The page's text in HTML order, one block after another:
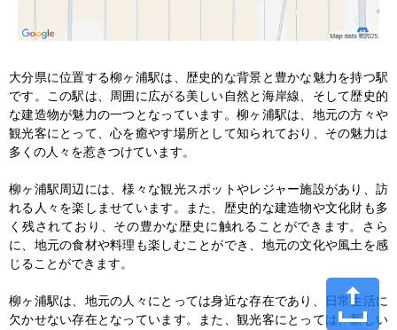
大分県に位置する柳ヶ浦駅は、歴史的な背景と豊かな魅力を持つ駅
です。この駅は、周囲に広がる美しい自然と海岸線、そして歴史的
な建造物が魅力の一つとなっています。柳ヶ浦駅は、地元の方々や
観光客にとって、心を癒やす場所として知られており、その魅力は
多くの人々を惹きつけています。
柳ヶ浦駅周辺には、様々な観光スポットやレジャー施設があり、訪
れる人々を楽しませています。また、歴史的な建造物や文化財も多
く残されており、その豊かな歴史に触れることができます。さら
に、地元の食材や料理も楽しむことができ、地元の文化や風土を感
じることができます。
柳ヶ浦駅は、地元の人々にとっては身近な存在であり、日常生活に
欠かせない存在となっています。また、観光客にとっては、新しい